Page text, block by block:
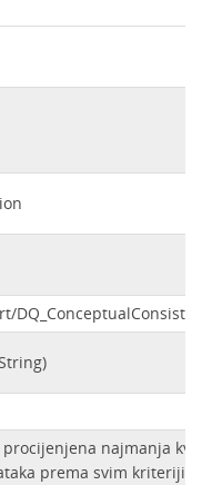
najmanja
prema svim